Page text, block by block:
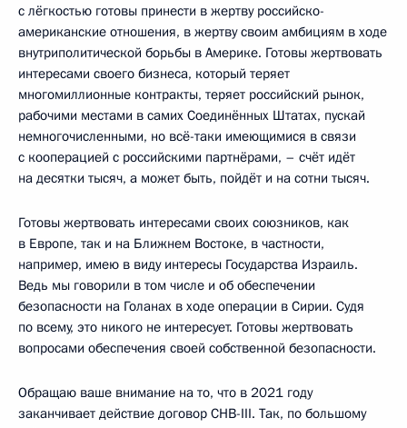
с лёгкостью готовы принести в жертву российско-
американские отношения, в жертву своим амбициям в ходе
внутриполитической борьбы в Америке. Готовы жертвовать
интересами своего бизнеса, который теряет
многомиллионные контракты, теряет российский рынок,
рабочими местами в самих Соединённых Штатах, пускай
немногочисленными, но всё-таки имеющимися в связи
с кооперацией с российскими партнёрами, – счёт идёт
на десятки тысяч, а может быть, пойдёт и на сотни тысяч.
Готовы жертвовать интересами своих союзников, как
в Европе, так и на Ближнем Востоке, в частности,
например, имею в виду интересы Государства Израиль.
Ведь мы говорили в том числе и об обеспечении
безопасности на Голанах в ходе операции в Сирии. Судя
по всему, это никого не интересует. Готовы жертвовать
вопросами обеспечения своей собственной безопасности.
Обращаю ваше внимание на то, что в 2021 году
заканчивает действие договор СНВ-III. Так, по большому